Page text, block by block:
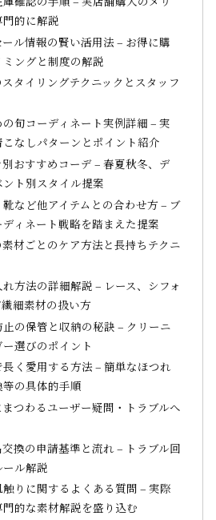
的に解説
ル情報の賢い活用法 – お得に購
ングと制度の解説
タイリングテクニックとスタッフ
旬コーディネート実例詳細 – 実
なしパターンとポイント紹介
おすすめコーデ – 春夏秋冬、デ
ト別スタイル提案
など他アイテムとの合わせ方 – ブ
ィネート戦略を踏まえた提案
材ごとのケア方法と長持ちテクニ
方法の詳細解説 – レース、シフォ
細素材の扱い方
の保管と収納の秘訣 – クリーニ
選びのポイント
く愛用する方法 – 簡単なほつれ
の具体的手順
つわるユーザー疑問・トラブルへ
換の申請基準と流れ – トラブル回
ル解説
りに関するよくある質問 – 実際
的な素材解説を盛り込む